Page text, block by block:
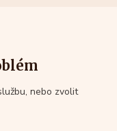
nebo zvolit